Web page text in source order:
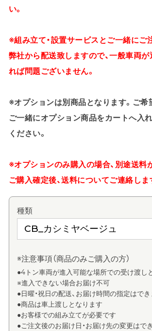
い。
※組み立て・設置サービスとご一緒にご
弊社から配送致しますので、一般車両
れば問題ございません。
※オプションは別商品となります。ご希
ご一緒にオプション商品をカートへ入
ください。
※オプションのみ購入の場合、別途送料
ご購入確定後、送料についてご連絡しま
種類
※注意事項（商品のみご購入の方）
●4トン車両が進入可能な場所での受け渡し
※進入できない場合お届け不可
●日曜・祝日の配送、お届け時間の指定はで
●商品は車上渡しとなります
●お客様での組み立てが必要です
●ご注文後のお届け日・お届け先の変更はで